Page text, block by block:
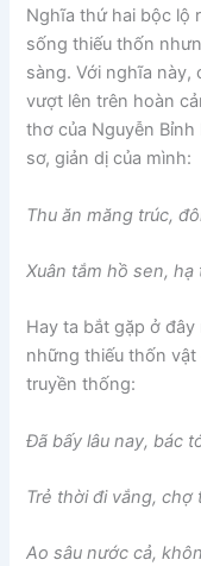
Nghĩa thứ hai bộc lộ
sống thiếu thốn
sàng. Với nghĩa này,
vượt lên trên hoàn
thơ của Nguyễn
sơ, giản dị của mình:
Thu ăn măng trúc,
Xuân tắm hồ sen, hạ
Hay ta bắt gặp ở
những thiếu thốn
truyền thống:
Đã bấy lâu nay, bác
Trẻ thời đi vắng, chợ
Ao sâu nước cả,